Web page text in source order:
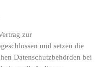
zur
und setzen die
Datenschutzbehörden bei